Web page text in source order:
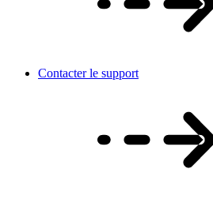
Contacter le support